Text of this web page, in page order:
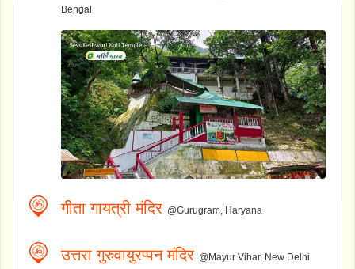
Bengal
गीता गायत्री मंदिर @Gurugram, Haryana
उत्तरा गुरुवायुरप्पन मंदिर @Mayur Vihar, New Delhi